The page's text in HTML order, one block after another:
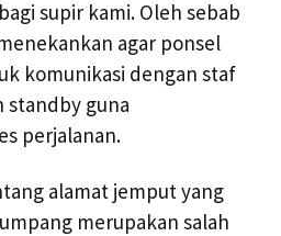
supir kami. Oleh sebab
agar ponsel
komunikasi dengan staf
standby guna
perjalanan.
alamat jemput yang
merupakan salah